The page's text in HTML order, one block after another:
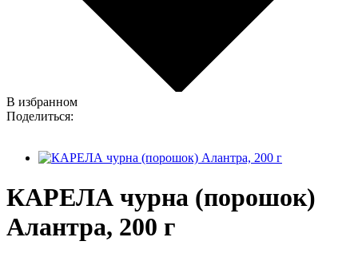
В избранном
Поделиться:
КАРЕЛА чурна (порошок)
Алантра, 200 г